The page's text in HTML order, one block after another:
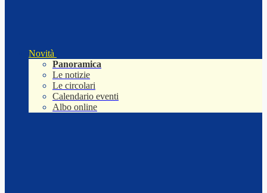
Novità
Panoramica
Le notizie
Le circolari
Calendario eventi
Albo online